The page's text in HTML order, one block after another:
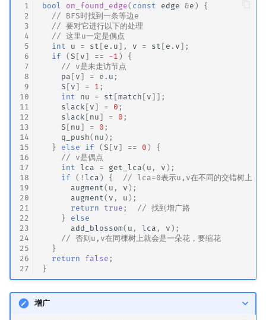
1
2
3
4
5
6
7
8
9
10
11
12
13
14
15
16
17
18
19
20
21
22
23
24
25
26
27
bool on_found_edge( const edge &e )
{
// BFS时找到一条等边e
// 要对它进行以下的处理
// 这里u一定是偶点
int
u = st [ e . u ], v = st [ e . v ];
if
(S [ v ] == -1 )
{
// v是未走访节点
pa [ v ] = e . u ;
S [ v ] = 1 ;
int
nu = st [match [ v ]];
slack [ v ] = 0 ;
slack [ nu ] = 0 ;
S [ nu ] = 0 ;
q_push( nu );
}
else if (S [ v ] == 0 )
{
// v是偶点
int
lca = get_lca( u , v );
if
( !lca ) {
// lca=0表示u,v在不同的交错树上，
augment ( u , v );
augment ( v , u );
return
true ;
// 找到增广路
}
else
add_blossom( u , lca , v );
// 否则u,v在同棵树上就会是一朵花，要缩花
}
return
false ;
}
增广